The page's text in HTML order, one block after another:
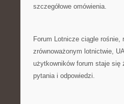
szczegółowe omówienia.
Forum Lotnicze ciągle
zrównoważonym lotnictwie,
użytkowników forum staje się
pytania i odpowiedzi.